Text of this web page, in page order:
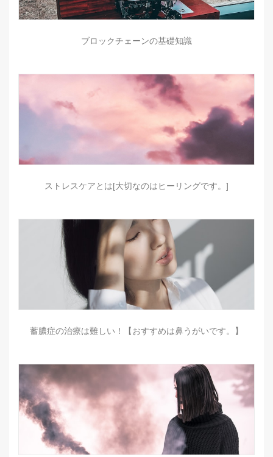
ブロックチェーンの基礎知識
ストレスケアとは[大切なのはヒーリングです。]
蓄膿症の治療は難しい！【おすすめは鼻うがいです。】